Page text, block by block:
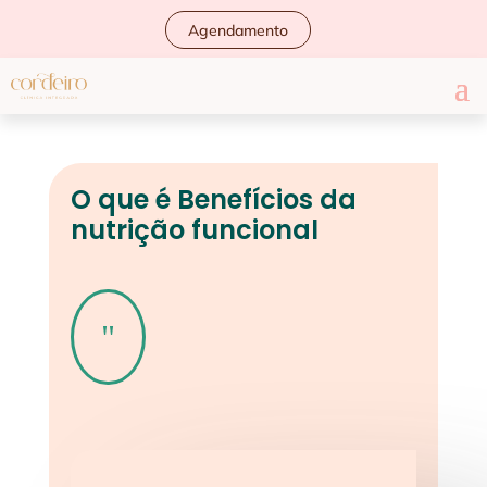
Agendamento
O que é Benefícios da
nutrição funcional
"